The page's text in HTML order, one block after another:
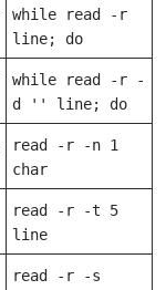
while read -r
line; do
while read -r -
d '' line; do
read -r -n 1
char
read -r -t 5
line
read -r -s